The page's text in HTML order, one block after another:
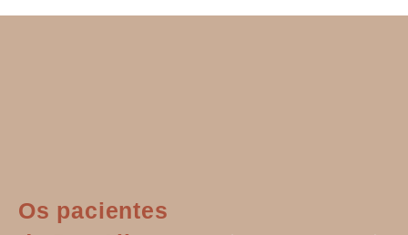
Os pacientes